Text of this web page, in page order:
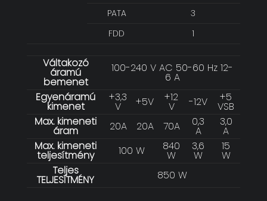
PATA
3
FDD
1
Váltakozó
áramú
bemenet
100-240 V AC 50-60 Hz 12-
6 A
Egyenáramú
kimenet
+3,3
V +5V +12
V -12V +5
VSB
Max. kimeneti
áram 20A 20A 70A 0,3
A
3,0
A
Max. kimeneti
teljesítmény 100 W 840
W
3,6
W
15
W
Teljes
TELJESÍTMÉNY 850 W